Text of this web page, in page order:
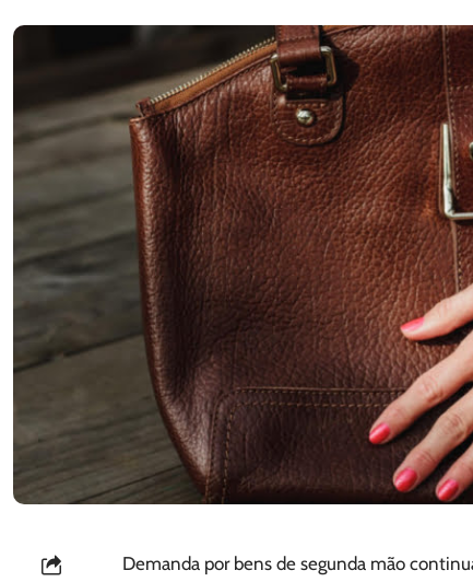
Demanda por bens de segunda mão